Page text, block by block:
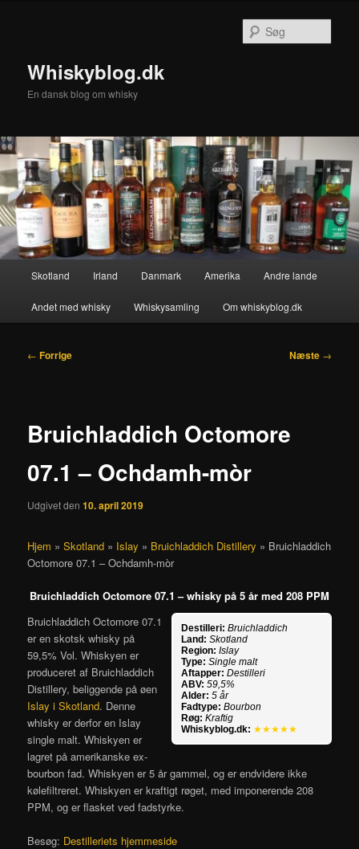
Whiskyblog.dk
En dansk blog om whisky
Skotland Irland Danmark Amerika Andre lande
Andet med whisky Whiskysamling Om whiskyblog.dk
Indlægsnavigation
← Forrige Næste →
Bruichladdich Octomore
07.1 – Ochdamh-mòr
Udgivet den10. april 2019
Hjem »Skotland » Islay » Bruichladdich Distillery » Bruichladdich
Octomore 07.1 – Ochdamh-mòr
Bruichladdich Octomore 07.1 – whisky på 5 år med 208 PPM
Destilleri: Bruichladdich
Land: Skotland
Region: Islay
Type: Single malt
Aftapper: Destilleri
ABV: 59,5%
Alder: 5 år
Fadtype: Bourbon
Røg: Kraftig
Whiskyblog.dk: ★★★★★
Bruichladdich Octomore 07.1
er en skotsk whisky på
59,5% Vol. Whiskyen er
produceret af Bruichladdich
Distillery, beliggende på øen
Islay i Skotland. Denne
whisky er derfor en Islay
single malt. Whiskyen er
lagret på amerikanske ex-
bourbon fad. Whiskyen er 5 år gammel, og er endvidere ikke
kølefiltreret. Whiskyen er kraftigt røget, med imponerende 208
PPM, og er flasket ved fadstyrke.
Besøg: Destilleriets hjemmeside